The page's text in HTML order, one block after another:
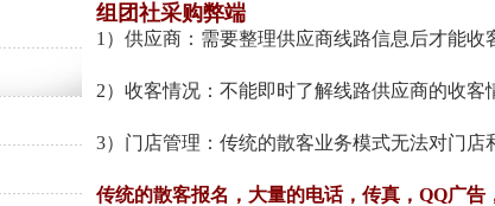
组团社采购弊端
1）供应商：需要整理供应商线路信息后才能收
2）收客情况：不能即时了解线路供应商的收客
3）门店管理：传统的散客业务模式无法对门店
传统的散客报名，大量的电话，传真，QQ广